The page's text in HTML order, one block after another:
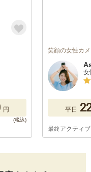
円
笑顔の女性カ
女
平日
最終アクティ